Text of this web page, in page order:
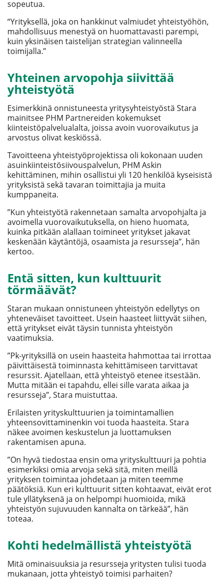
sopeutua.
“Yrityksellä, joka on hankkinut valmiudet yhteistyöhön,
mahdollisuus menestyä on huomattavasti parempi,
kuin yksinäisen taistelijan strategian valinneella
toimijalla.”
Yhteinen arvopohja siivittää
yhteistyötä
Esimerkkinä onnistuneesta yritysyhteistyöstä Stara
mainitsee PHM Partnereiden kokemukset
kiinteistöpalvelualalta, joissa avoin vuorovaikutus ja
arvostus olivat keskiössä.
Tavoitteena yhteistyöprojektissa oli kokonaan uuden
asuinkiinteistösiivouspalvelun, PHM Askin
kehittäminen, mihin osallistui yli 120 henkilöä kyseisistä
yrityksistä sekä tavaran toimittajia ja muita
kumppaneita.
”Kun yhteistyötä rakennetaan samalta arvopohjalta ja
avoimella vuorovaikutuksella, on hieno huomata,
kuinka pitkään alallaan toimineet yritykset jakavat
keskenään käytäntöjä, osaamista ja resursseja”, hän
kertoo.
Entä sitten, kun kulttuurit
törmäävät?
Staran mukaan onnistuneen yhteistyön edellytys on
yhteneväiset tavoitteet. Usein haasteet liittyvät siihen,
että yritykset eivät täysin tunnista yhteistyön
vaatimuksia.
”Pk-yrityksillä on usein haasteita hahmottaa tai irrottaa
päivittäisestä toiminnasta kehittämiseen tarvittavat
resurssit. Ajatellaan, että yhteistyö etenee itsestään.
Mutta mitään ei tapahdu, ellei sille varata aikaa ja
resursseja”, Stara muistuttaa.
Erilaisten yrityskulttuurien ja toimintamallien
yhteensovittaminenkin voi tuoda haasteita. Stara
näkee avoimen keskustelun ja luottamuksen
rakentamisen apuna.
”On hyvä tiedostaa ensin oma yrityskulttuuri ja pohtia
esimerkiksi omia arvoja sekä sitä, miten meillä
yrityksen toimintaa johdetaan ja miten teemme
päätöksiä. Kun eri kulttuurit sitten kohtaavat, eivät erot
tule yllätyksenä ja on helpompi huomioida, mikä
yhteistyön sujuvuuden kannalta on tärkeää”, hän
toteaa.
Kohti hedelmällistä yhteistyötä
Mitä ominaisuuksia ja resursseja yritysten tulisi tuoda
mukanaan, jotta yhteistyö toimisi parhaiten?